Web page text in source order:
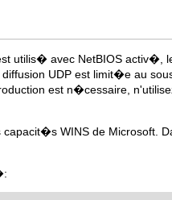
utilis� avec NetBIOS activ�,
UDP est limit�e au
est n�cessaire,
WINS de Microsoft.